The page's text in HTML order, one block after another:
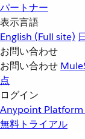
パートナー
表示言語
English (Full site)
お問い合わせ
お問い合わせ
点
ログイン
Anypoint Platform
無料トライアル